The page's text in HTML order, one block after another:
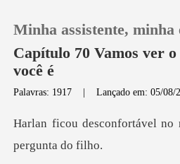
Loja
Minha assistente, minha
Capítulo 70 Vamos ver
você é
Palavras: 1917 |Lançado em: 05/08/
vel no